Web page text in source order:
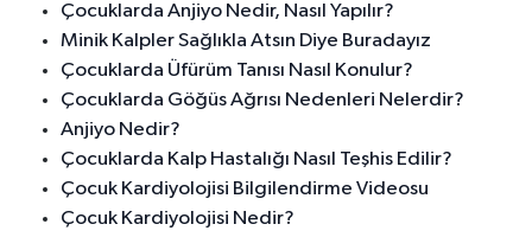
Çocuklarda Anjiyo Nedir, Nasıl Yapılır?
Minik Kalpler Sağlıkla Atsın Diye Buradayız
Çocuklarda Üfürüm Tanısı Nasıl Konulur?
Çocuklarda Göğüs Ağrısı Nedenleri Nelerdir?
Anjiyo Nedir?
Çocuklarda Kalp Hastalığı Nasıl Teşhis Edilir?
Çocuk Kardiyolojisi Bilgilendirme Videosu
Çocuk Kardiyolojisi Nedir?